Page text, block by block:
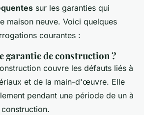
sur les garanties qui
maison neuve. Voici quelques
courantes :
garantie de construction ?
couvre les défauts liés à
et de la main-d'œuvre. Elle
pendant une période de un à